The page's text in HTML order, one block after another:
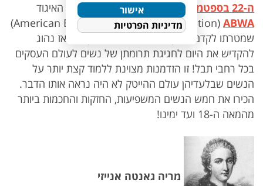
ה-22 בספטמבר 1949
הוא תאריך היווסדו של האיגוד
American Business Women's Association) ABWA
)
שמטרתו לקדם שוויון מגדרי בעולם העסקים. מאז נהוג
להקדיש את היום לחגיגת תרומתן של נשים לעולם העסקים
בכל רחבי תבל! זו הזדמנות מצוינת ללמוד קצת יותר על
הנשים שבלעדיהן עולם ההייטק לא היה נראה אותו הדבר.
הכירו את חמש הנשים המשפיעות, החזקות והחכמות ביותר
מהמאה ה-18 ועד ימינו!
מריה גאנטה אנייזי
אישור
מדיניות הפרטיות